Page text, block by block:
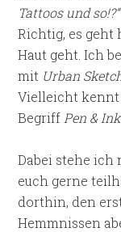
Tattoos und so!?“
Richtig, es geht
Haut geht. Ich
mit Urban
Vielleicht kennt
Begriff Pen & Ink.
Dabei stehe ich
euch gerne
dorthin, den
Hemmnissen